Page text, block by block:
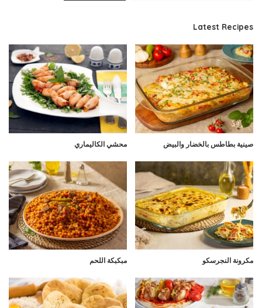
Latest Recipes
صينية بطاطس بالخضار والبيض محشي الكاليماري
مكرونة النجرسكو مبكبكة اللحم